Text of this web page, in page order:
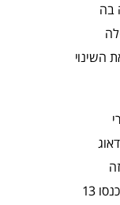
בה
השינוי
התחיל עם הבחירות המוניציפליות שבסיומן נכנסו 13